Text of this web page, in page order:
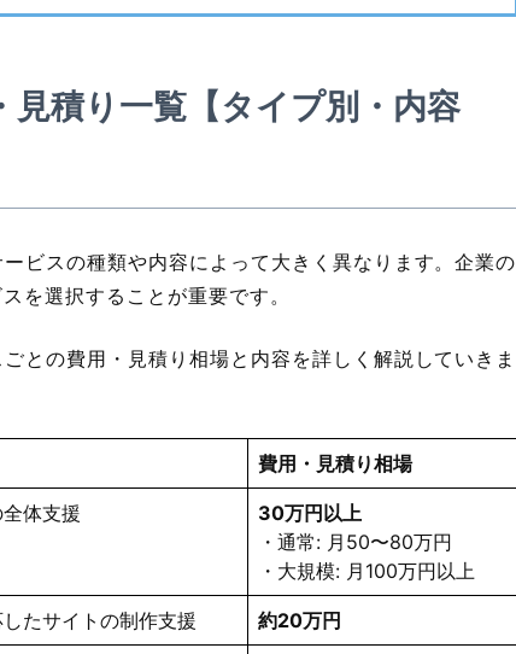
見積り一覧【タイプ別・内容
ビスの種類や内容によって大きく異なります。企業の
を選択することが重要です。
との費用・見積り相場と内容を詳しく解説していきま
費用・見積り相場
体支援
30万円以上
・通常: 月50〜80万円
・大規模: 月100万円以上
たサイトの制作支援 約20万円